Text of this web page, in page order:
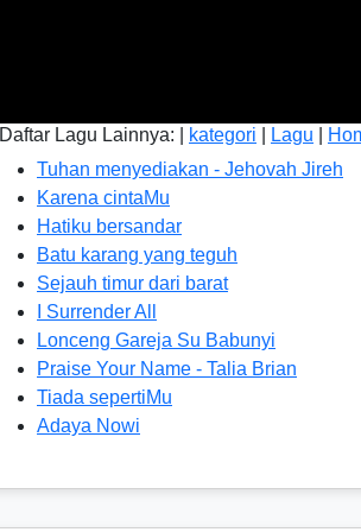
Daftar Lagu Lainnya: | kategori Lagu
Tuhan menyediakan - Jehovah Jireh
Karena cintaMu
Hatiku bersandar
Batu karang yang teguh
Sejauh timur dari barat
I Surrender All
Lonceng Gareja Su Babunyi
Praise Your Name - Talia Brian
Tiada sepertiMu
Adaya Nowi